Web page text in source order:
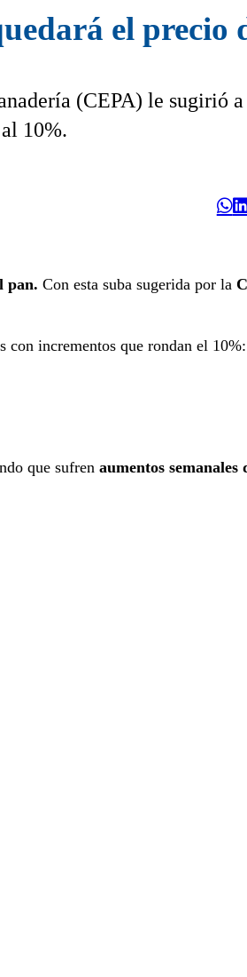
el precio
(CEPA) le sugirió
10%.
pan. Con esta suba sugerida por la
con incrementos que rondan el 10%:
que sufren aumentos